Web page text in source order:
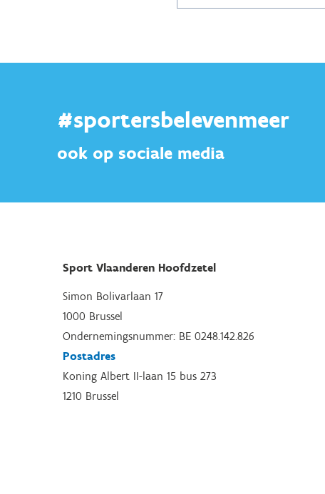
#sportersbelevenmeer
ook op sociale media
Sport Vlaanderen Hoofdzetel
Simon Bolivarlaan 17
1000 Brussel
Ondernemingsnummer: BE 0248.142.826
Postadres
Koning Albert II-laan 15 bus 273
1210 Brussel